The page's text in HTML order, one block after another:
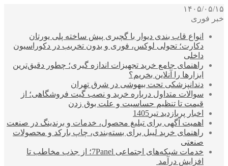
۱۴۰۵/۰۵/۱۵
خبر فوری
انواع قاب بندی دیوار با گچبری پیش ساخته پلی یورتان
دکارت؛ تحولی لوکس، فوری و بدون تخریب در دکوراسیون
داخلی
راهنمای جامع خرید تجهیزات اندازه گیری؛ چطور دقیق‌ترین
ابزارها را آنلاین بخریم؟
دندانپزشکی تحت بیهوشی در شرق تهران
سوالات متداول درباره خرید و نصب گیت فروشگاهی؛ از
قیمت تا تنظیم حساسیت و علت بوق زدن
اخبار پربازدید تیر1405
اهمیت آگهی برای تبلیغ محصول، خدمات و برندینگ در صنعت
راهنمای خرید لیبل برای بسته‌بندی، چاپ بارکد و محصولات
صنعتی
خدمات شبکه‌های اجتماعی 7Panel؛ از جذب مخاطب تا
افزایش درآمد